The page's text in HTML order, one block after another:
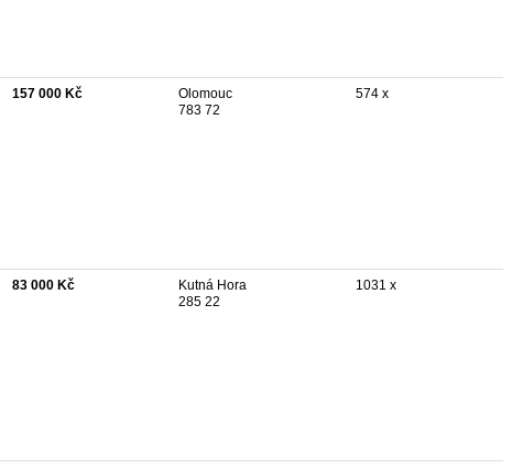
157 000 Kč
Olomouc
783 72
574 x
83 000 Kč
Kutná Hora
285 22
1031 x